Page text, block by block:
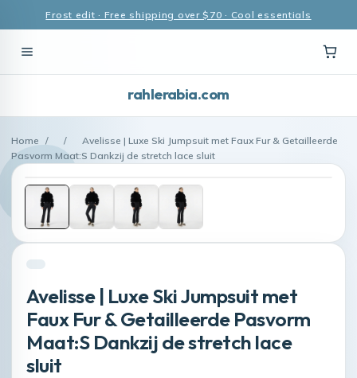
Frost edit · Free shipping over $70 · Cool essentials
rahlerabia.com
Home / /
Avelisse | Luxe Ski Jumpsuit met Faux Fur & Getailleerde
Pasvorm Maat:S Dankzij de stretch lace sluit
Avelisse | Luxe Ski Jumpsuit met
Faux Fur & Getailleerde Pasvorm
Maat:S Dankzij de stretch lace
sluit